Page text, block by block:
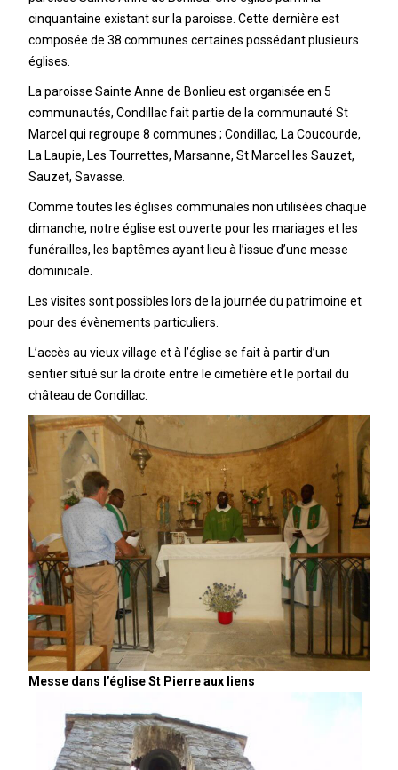
cinquantaine existant sur la paroisse. Cette dernière est
composée de 38 communes certaines possédant plusieurs
églises.
La paroisse Sainte Anne de Bonlieu est organisée en 5
communautés, Condillac fait partie de la communauté St
Marcel qui regroupe 8 communes ; Condillac, La Coucourde,
La Laupie, Les Tourrettes, Marsanne, St Marcel les Sauzet,
Sauzet, Savasse.
Comme toutes les églises communales non utilisées chaque
dimanche, notre église est ouverte pour les mariages et les
funérailles, les baptêmes ayant lieu à l’issue d’une messe
dominicale.
Les visites sont possibles lors de la journée du patrimoine et
pour des évènements particuliers.
L’accès au vieux village et à l’église se fait à partir d’un
sentier situé sur la droite entre le cimetière et le portail du
château de Condillac.
Messe dans l’église St Pierre aux liens